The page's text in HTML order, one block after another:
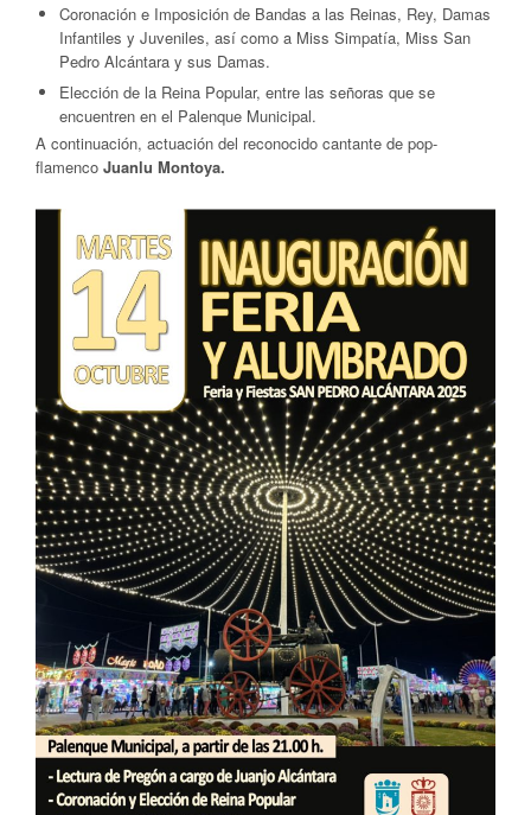
Coronación e Imposición de Bandas a las Reinas, Rey, Damas
Infantiles y Juveniles, así como a Miss Simpatía, Miss San
Pedro Alcántara y sus Damas.
Elección de la Reina Popular, entre las señoras que se
encuentren en el Palenque Municipal.
A continuación, actuación del reconocido cantante de pop-
flamenco Juanlu Montoya.